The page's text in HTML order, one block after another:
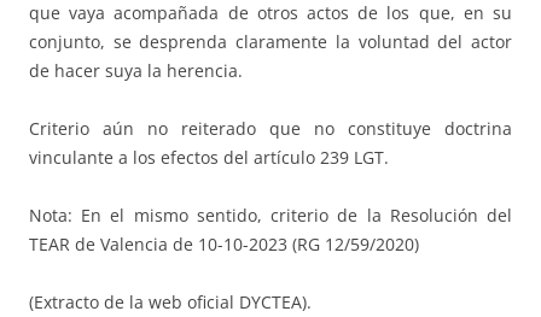
que vaya acompañada de otros actos de los que, en su
conjunto, se desprenda claramente la voluntad del actor
de hacer suya la herencia.
Criterio aún no reiterado que no constituye doctrina
vinculante a los efectos del artículo 239 LGT.
Nota: En el mismo sentido, criterio de la Resolución del
TEAR de Valencia de 10-10-2023 (RG 12/59/2020)
(Extracto de la web oficial DYCTEA).